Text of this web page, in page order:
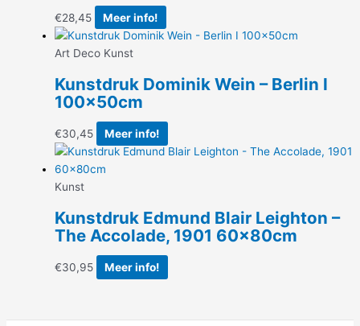
€28,45 Meer info!
Art Deco Kunst
Kunstdruk Dominik Wein – Berlin I
100x50cm
€30,45 Meer info!
Kunst
Kunstdruk Edmund Blair Leighton –
The Accolade, 1901 60x80cm
€30,95 Meer info!